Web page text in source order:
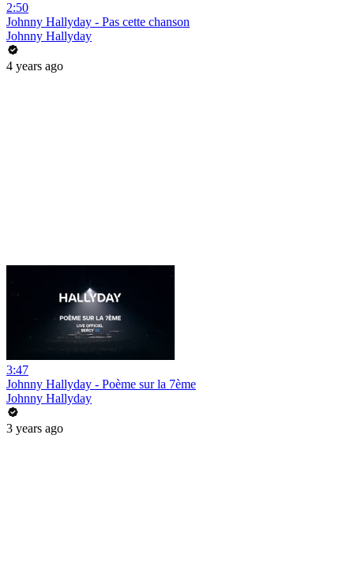
2:50
Johnny Hallyday - Pas cette chanson
Johnny Hallyday
4 years ago
3:47
Johnny Hallyday - Poème sur la 7ème
Johnny Hallyday
3 years ago